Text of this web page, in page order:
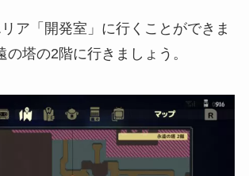
ア「開発室」 に行くことができま
の塔の2階に行きましょう。